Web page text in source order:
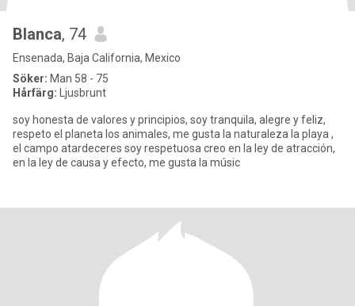
Blanca, 74
Ensenada, Baja California, Mexico
Söker: Man 58 - 75
Hårfärg: Ljusbrunt
soy honesta de valores y principios, soy tranquila, alegre y feliz,
respeto el planeta los animales, me gusta la naturaleza la playa ,
el campo atardeceres soy respetuosa creo en la ley de atracción,
en la ley de causa y efecto, me gusta la músic